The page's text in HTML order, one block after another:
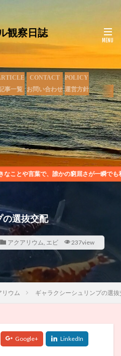
事一覧
CONTACT
お問い合わせ
POLICY
運営方針
や言葉で、誰かの窮屈さが一瞬でも和らい
の選抜交配
アクアリウム, エビ 237view
リウム ギャラクシーシュリンプの選抜